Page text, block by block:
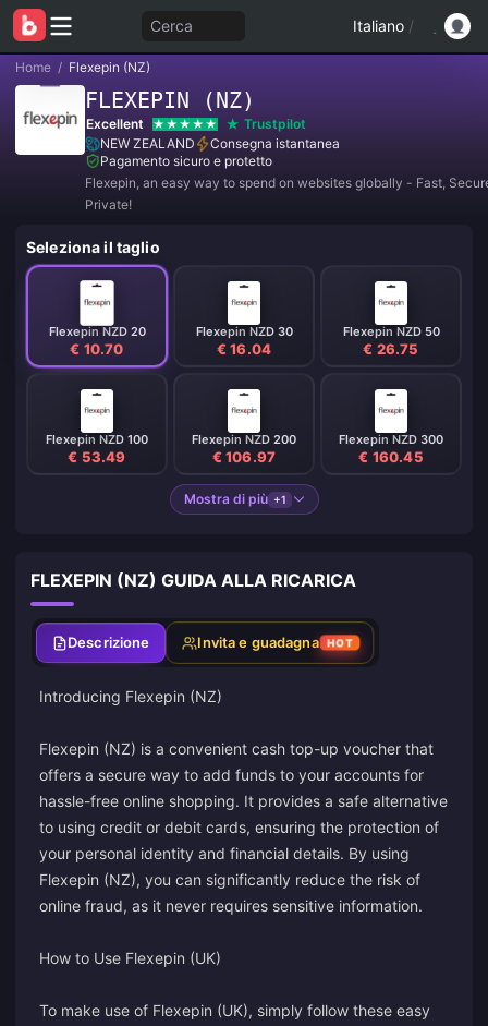
Cerca Italiano /
Home / Flexepin (NZ)
FLEXEPIN (NZ)
Excellent
Trustpilot
NEW ZEALAND
Consegna istantanea
Pagamento sicuro e protetto
Flexepin, an easy way to spend on websites globally - Fast,
Private!
Seleziona il taglio
Flexepin NZD 20
€ 10.70
Flexepin NZD 30
€ 16.04
Flexepin NZD 50
€ 26.75
Flexepin NZD 100
€ 53.49
Flexepin NZD 200
€ 106.97
Flexepin NZD 300
€ 160.45
Mostra di più +1
FLEXEPIN (NZ) GUIDA ALLA RICARICA
Descrizione Invita e guadagna HOT
Introducing Flexepin (NZ)
Flexepin (NZ) is a convenient cash top-up voucher that
offers a secure way to add funds to your accounts for
hassle-free online shopping. It provides a safe alternative
to using credit or debit cards, ensuring the protection of
your personal identity and financial details. By using
Flexepin (NZ), you can significantly reduce the risk of
online fraud, as it never requires sensitive information.
How to Use Flexepin (UK)
To make use of Flexepin (UK), simply follow these easy